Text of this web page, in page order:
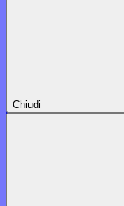
Chiudi